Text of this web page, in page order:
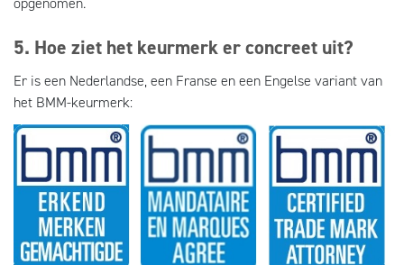
5. Hoe ziet het keurmerk er concreet uit?
Er is een Nederlandse, een Franse en een Engelse variant van
het BMM-keurmerk: